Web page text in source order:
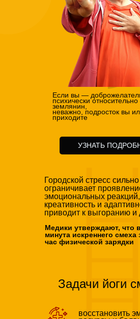
Если вы —
психически
землянин,
неважно, подросток вы
приходите
УЗНАТЬ
Городской стресс сильно
ограничивает
эмоциональных
креативность и
приводит к выгоранию и
Медики утверждают, что
минута искреннего смеха
час физической зарядки
Задачи йоги
восстановить